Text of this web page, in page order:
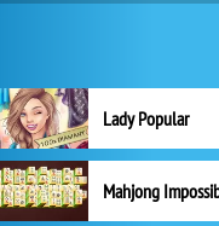
Lady Popular
Mahjong